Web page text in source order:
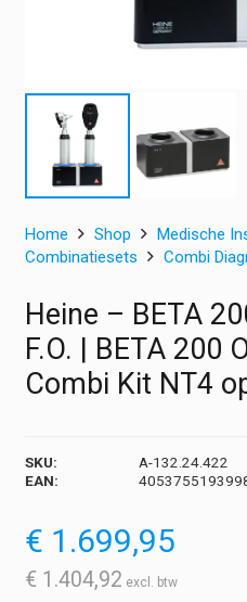
Home Shop
Medische
Combinatiesets
Combi
Heine – BETA
F.O. | BETA 200
Combi Kit NT4
SKU:
A-132.24.422
EAN:
€ 1.699,95
€ 1.404,92